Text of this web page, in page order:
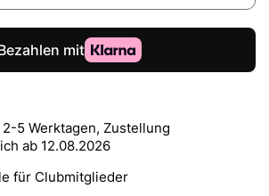
5 Werktagen, Zustellung
ab 12.08.2026
für Clubmitglieder